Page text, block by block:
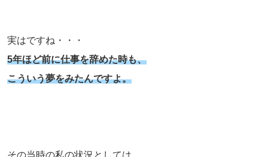
実はですね・・・
5年ほど前に仕事を辞めた時も、
こういう夢をみたんですよ。
その当時の私の状況としては、